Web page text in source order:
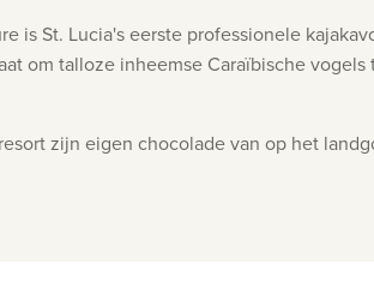
is St. Lucia's eerste professionele
om talloze inheemse Caraïbische
zijn eigen chocolade van op het